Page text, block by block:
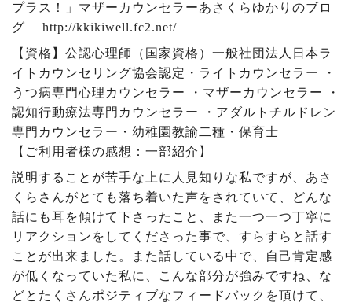
プラス！」マザーカウンセラーあさくらゆかりのブロ
グ http://kkikiwell.fc2.net/
【資格】公認心理師（国家資格）一般社団法人日本ラ
イトカウンセリング協会認定・ライトカウンセラー ・
うつ病専門心理カウンセラー ・マザーカウンセラー ・
認知行動療法専門カウンセラー ・アダルトチルドレン
専門カウンセラー・幼稚園教諭二種・保育士
【ご利用者様の感想：一部紹介】
説明することが苦手な上に人見知りな私ですが、あさ
くらさんがとても落ち着いた声をされていて、どんな
話にも耳を傾けて下さったこと、また一つ一つ丁寧に
リアクションをしてくださった事で、すらすらと話す
ことが出来ました。また話している中で、自己肯定感
が低くなっていた私に、こんな部分が強みですね、な
どとたくさんポジティブなフィードバックを頂けて、